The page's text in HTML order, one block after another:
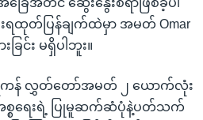
ရထုတ်ပြန်ချက်ထဲမှာ အမတ် Omar
ြင်း မရှိပါဘူး။
ရိကန် လွှတ်တော်အမတ် ၂ ယောက်လုံး
စ္စရေးရဲ့ ပြုမူဆက်ဆံပုံနဲ့ပတ်သက်